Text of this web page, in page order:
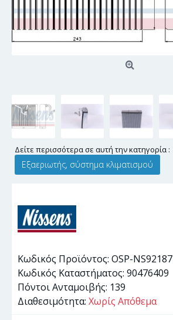
Δείτε περισσότερα σε αυτή την κατηγορία :
Εξαεριωτής, σύστημα κλιματισμού
Κωδικός Προϊόντος: OSP-NS92187
Κωδικός Καταστήματος: 90476409
Πόντοι Ανταμοιβής: 139
Διαθεσιμότητα: Χωρίς Απόθεμα